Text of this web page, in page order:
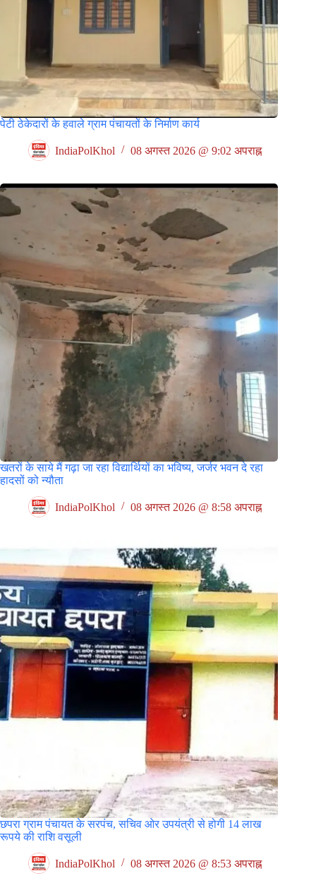
पेटी ठेकेदारों के हवाले ग्राम पंचायतों के निर्माण कार्य
IndiaPolKhol 08 अगस्त 2026 @ 9:02 अपराह्न
खतरों के साये मैं गढ़ा जा रहा विद्यार्थियों का भविष्य, जर्जर भवन दे रहा
हादसों को न्यौता
IndiaPolKhol 08 अगस्त 2026 @ 8:58 अपराह्न
छपरा ग्राम पंचायत के सरपंच, सचिव ओर उपयंत्री से होगी 14 लाख
रूपये की राशि वसूली
IndiaPolKhol 08 अगस्त 2026 @ 8:53 अपराह्न